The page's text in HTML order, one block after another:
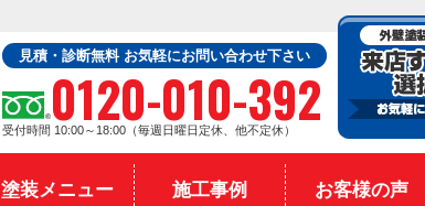
見積・診断無料 お気軽にお問い合わせ下さい
0120-010-392
受付時間 10:00～18:00（毎週日曜日定休、他不定休）
塗装メニュー 施工事例 お客様の声